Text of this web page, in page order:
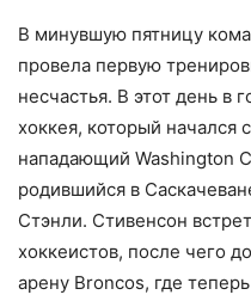
В минувшую пятницу
провела первую
несчастья. В этот день в
хоккея, который начался
нападающий Washington
родившийся в
Стэнли. Стивенсон
хоккеистов, после чего
арену Broncos, где